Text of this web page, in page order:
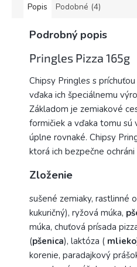
Popis Podobné (4)
Podrobný popis
Pringles Pizza 165g
Chipsy Pringles s
vďaka ich špeciálnemu
Základom je zemiakové
formičiek a vďaka tomu sú
úplne rovnaké. Chipsy
ktorá ich bezpečne
Zloženie
sušené zemiaky, rastlinné
kukuričný), ryžová múka,
múka, chuťová prísada
(pšenica), laktóza ( mlieko
korenie, paradajkový